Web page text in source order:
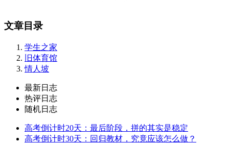
文章目录
学生之家
旧体育馆
情人坡
最新日志
热评日志
随机日志
高考倒计时20天：最后阶段，拼的其实是稳定
高考倒计时30天：回归教材，究竟应该怎么做？